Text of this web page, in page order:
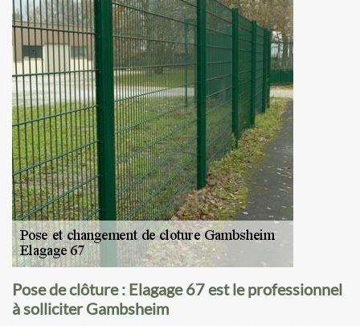
Pose de clôture : Elagage 67 est le professionnel
à solliciter Gambsheim